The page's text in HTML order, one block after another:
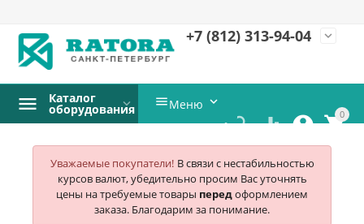
+7 (812) 313-94-04 expand_more
0


 
Каталог
оборудования Меню 
Уважаемые покупатели! В связи с нестабильностью
курсов валют, убедительно просим Вас уточнять
цены на требуемые товары передоформлением
заказа. Благодарим за понимание.